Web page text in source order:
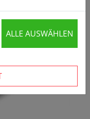
›
ALLE AUSWÄHLEN